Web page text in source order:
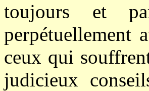
toujours et
perpétuellement
ceux qui
judicieux